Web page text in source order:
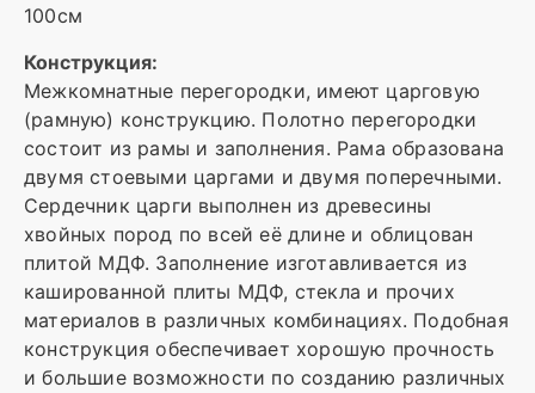
100см
Конструкция:
Межкомнатные перегородки, имеют царговую
(рамную) конструкцию. Полотно перегородки
состоит из рамы и заполнения. Рама образована
двумя стоевыми царгами и двумя поперечными.
Сердечник царги выполнен из древесины
хвойных пород по всей её длине и облицован
плитой МДФ. Заполнение изготавливается из
кашированной плиты МДФ, стекла и прочих
материалов в различных комбинациях. Подобная
конструкция обеспечивает хорошую прочность
и большие возможности по созданию различных